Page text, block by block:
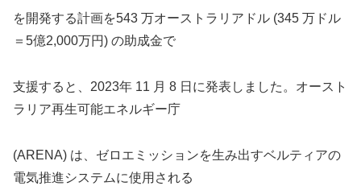
を開発する計画を543 万オーストラリアドル (345 万ドル
＝5億2,000万円) の助成金で
支援すると、2023年 11 月 8 日に発表しました。オースト
ラリア再生可能エネルギー庁
(ARENA) は、ゼロエミッションを生み出すベルティアの
電気推進システムに使用される